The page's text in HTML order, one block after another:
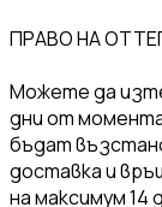
ПРАВО НА
Можете да
дни от
бъдат
доставка и
на максимум 14